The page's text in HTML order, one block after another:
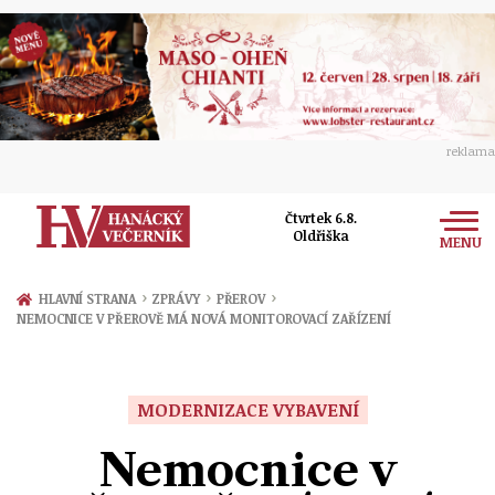
reklama
Čtvrtek 6.8.
Oldřiška
MENU
Zprávy
Ekonomika
HLAVNÍ STRANA › ZPRÁVY › PŘEROV ›
NEMOCNICE V PŘEROVĚ MÁ NOVÁ MONITOROVACÍ ZAŘÍZENÍ
MODERNIZACE VYBAVENÍ
Nemocnice v